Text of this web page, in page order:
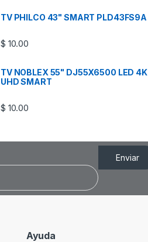
TV PHILCO 43" SMART PLD43FS9A
$ 10.00
TV NOBLEX 55" DJ55X6500 LED 4K
UHD SMART
$ 10.00
Enviar
Ayuda